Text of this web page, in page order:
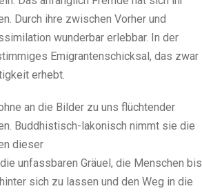
Durch ihre zwischen Vorher und
wunderbar erlebbar. In der
Emigrantenschicksal, das zwar
erhebt.
an die Bilder zu uns flüchtender
Buddhistisch-lakonisch nimmt sie die
dieser
unfassbaren Gräuel, die Menschen bis
sich zu lassen und den Weg in die